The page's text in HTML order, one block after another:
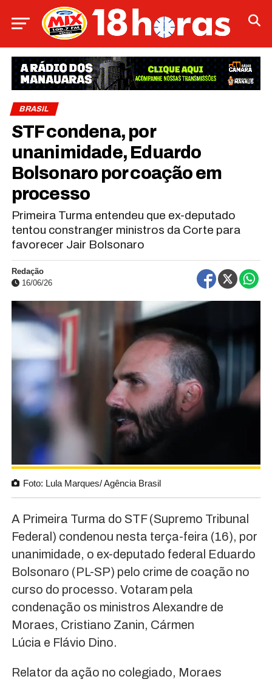
BRASIL
STF condena, por
unanimidade, Eduardo
Bolsonaro por coação em
processo
Primeira Turma entendeu que ex-deputado
tentou constranger ministros da Corte para
favorecer Jair Bolsonaro
Redação
16/06/26
Foto: Lula Marques/ Agência Brasil
A Primeira Turma do STF (Supremo Tribunal
Federal) condenou nesta terça-feira (16), por
unanimidade, o ex-deputado federal Eduardo
Bolsonaro (PL-SP) pelo crime de coação no
curso do processo. Votaram pela
condenação os ministros Alexandre de
Moraes, Cristiano Zanin, Cármen
Lúcia e Flávio Dino.
Relator da ação no colegiado, Moraes